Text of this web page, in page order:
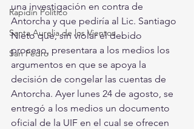
Rapidín Político
Santa Aurelia de los Vientos
San Pedro
una investigación en contra de
Antorcha y que pediría al Lic. Santiago
Nieto que, sin violar el debido
proceso, presentara a los medios los
argumentos en que se apoya la
decisión de congelar las cuentas de
Antorcha. Ayer lunes 24 de agosto, se
entregó a los medios un documento
oficial de la UIF en el cual se ofrecen